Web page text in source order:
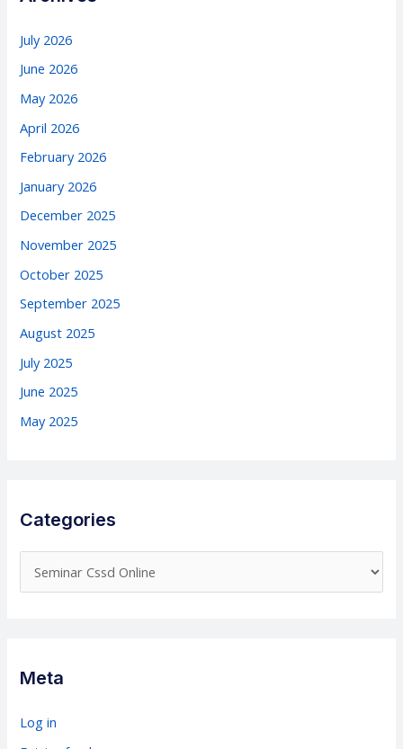
July 2026
June 2026
May 2026
April 2026
February 2026
January 2026
December 2025
November 2025
October 2025
September 2025
August 2025
July 2025
June 2025
May 2025
Categories
a
g
r
Meta
Log in